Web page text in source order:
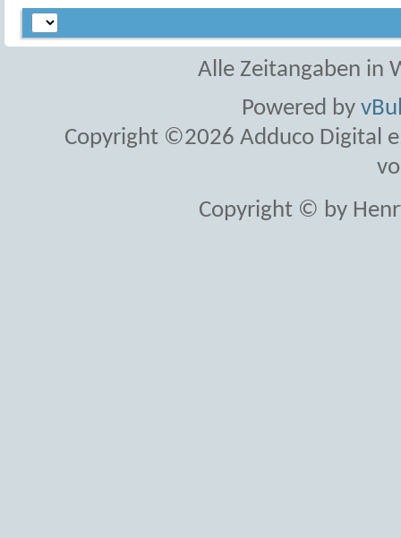
Alle Zeitangaben in
Powered by
Copyright ©2026 Adduco Digital
Copyright © by